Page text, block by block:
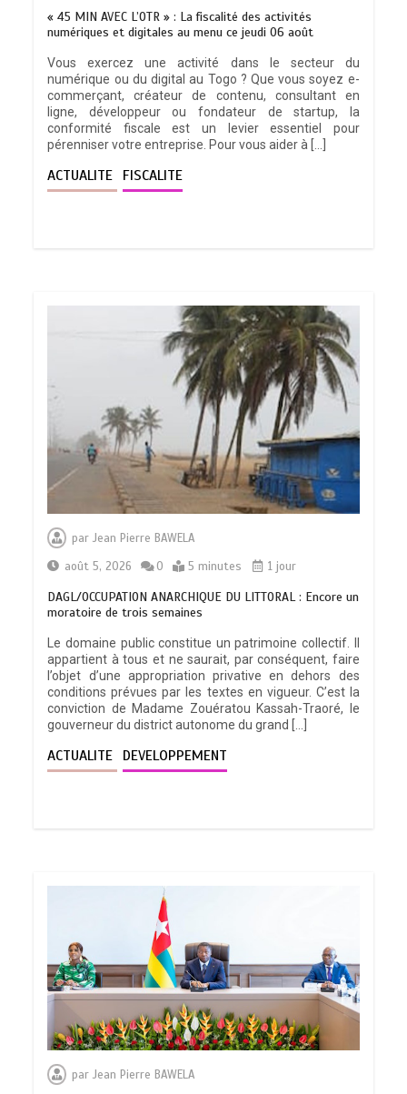
« 45 MIN AVEC L’OTR » : La fiscalité des activités
numériques et digitales au menu ce jeudi 06 août
Vous exercez une activité dans le secteur du
numérique ou du digital au Togo ? Que vous soyez e-
commerçant, créateur de contenu, consultant en
ligne, développeur ou fondateur de startup, la
conformité fiscale est un levier essentiel pour
pérenniser votre entreprise. Pour vous aider à […]
ACTUALITE FISCALITE
parJean Pierre BAWELA
août 5, 2026
0 5 minutes 1 jour
DAGL/OCCUPATION ANARCHIQUE DU LITTORAL : Encore un
moratoire de trois semaines
Le domaine public constitue un patrimoine collectif. Il
appartient à tous et ne saurait, par conséquent, faire
l’objet d’une appropriation privative en dehors des
conditions prévues par les textes en vigueur. C’est la
conviction de Madame Zouératou Kassah-Traoré, le
gouverneur du district autonome du grand […]
ACTUALITE DEVELOPPEMENT
parJean Pierre BAWELA